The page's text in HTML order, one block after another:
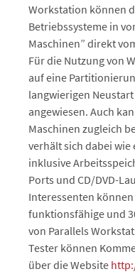
Workstation können
Betriebssysteme in
Maschinen” direkt
Für die Nutzung von
auf eine
langwierigen
angewiesen. Auch
Maschinen zugleich
verhält sich dabei wie
inklusive
Ports und CD/DVD-
Interessenten
funktionsfähige und
von Parallels
Tester können
über die Website